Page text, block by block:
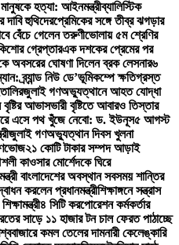
হত্যা: আইনমন্ত্রীব্যালিস্টিক
দাবি হুথিদেরপ্রেমিকের সঙ্গে তীব্র ঝগড়ার
বেঁচে গেলেন তরুণীভোলায় ৫ম শ্রেণির
গ্রেপ্তারএক দশকের প্রেমের পর
অবসরের ঘোষণা দিলেন ব্রক লেসনার৬
ব্র্যান্ড নিউ ডে’ভূমিকম্পে ক্ষতিগ্রস্ত
জুলাই গণঅভ্যুত্থানে আহত যোদ্ধা
আভাসভারী বৃষ্টিতে আবারও তিস্তার
এসে পথ খুঁজে নেবো: ড. ইউনূস৫ আগস্ট
জুলাই গণঅভ্যুত্থান দিবস খুলনা
২১ কোটি টাকার সম্পদ আড়াই
কাওসার মোর্শেদকে ঘিরে
বাংলাদেশের অবস্থান সবসময় শান্তির
করলেন প্রধানমন্ত্রীশিক্ষাঙ্গনে সন্ত্রাস
৪ সিটি করপোরেশন কর্মকর্তার
সাড়ে ১১ হাজার টন চাল ফেরত পাঠাচ্ছে
কমল তেলের দামনারী কেলেঙ্কারি